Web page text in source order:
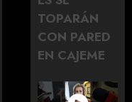
TOPARÁN
CON PARED
EN CAJEME